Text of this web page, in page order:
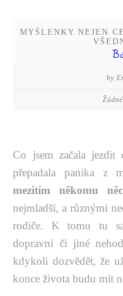
MYŠLENKY NEJEN
by
Co jsem začala
přepadala panika z
mezitím někomu
nejmladší, a různými
rodiče. K tomu tu
dopravní či jiné
kdykoli dozvědět, že
konce života budu mít